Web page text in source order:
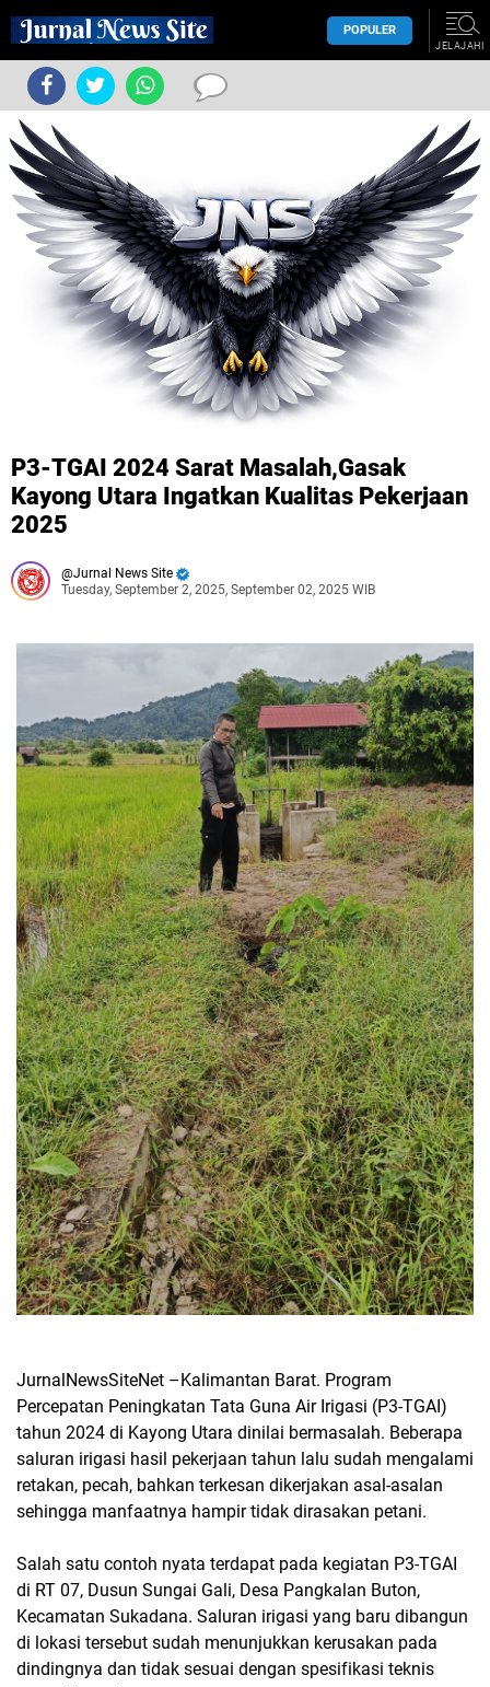
POPULER
JELAJAHI
P3-TGAI 2024 Sarat Masalah,Gasak
Kayong Utara Ingatkan Kualitas Pekerjaan
2025
Jurnal News Site
Tuesday, September 2, 2025, September 02, 2025 WIB
JurnalNewsSiteNet –Kalimantan Barat. Program
Percepatan Peningkatan Tata Guna Air Irigasi (P3-TGAI)
tahun 2024 di Kayong Utara dinilai bermasalah. Beberapa
saluran irigasi hasil pekerjaan tahun lalu sudah mengalami
retakan, pecah, bahkan terkesan dikerjakan asal-asalan
sehingga manfaatnya hampir tidak dirasakan petani.
Salah satu contoh nyata terdapat pada kegiatan P3-TGAI
di RT 07, Dusun Sungai Gali, Desa Pangkalan Buton,
Kecamatan Sukadana. Saluran irigasi yang baru dibangun
di lokasi tersebut sudah menunjukkan kerusakan pada
dindingnya dan tidak sesuai dengan spesifikasi teknis